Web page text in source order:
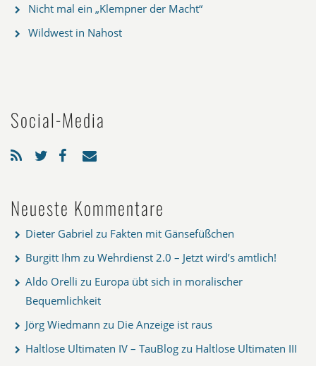
Nicht mal ein „Klempner der Macht“
Wildwest in Nahost
Social-Media
Neueste Kommentare
Dieter Gabriel zu Fakten mit Gänsefüßchen
Burgitt Ihm zu Wehrdienst 2.0 – Jetzt wird’s amtlich!
Aldo Orelli zu Europa übt sich in moralischer
Bequemlichkeit
Jörg Wiedmann zu Die Anzeige ist raus
Haltlose Ultimaten IV – TauBlog zu Haltlose Ultimaten III